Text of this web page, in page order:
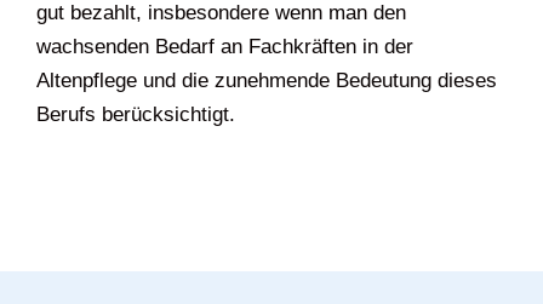
gut bezahlt, insbesondere wenn man den
wachsenden Bedarf an Fachkräften in der
Altenpflege und die zunehmende Bedeutung dieses
Berufs berücksichtigt.